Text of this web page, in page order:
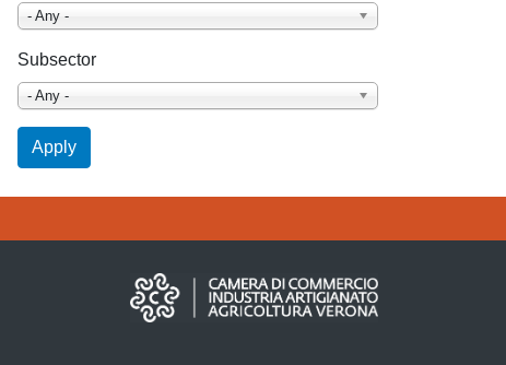
- Any -
Subsector
- Any -
Apply